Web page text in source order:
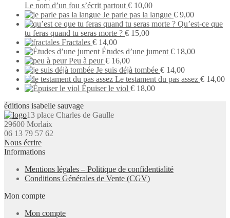
Le nom d’un fou s’écrit partout € 10,00
Je parle pas la langue € 9,00
Qu’est-ce que
tu feras quand tu seras morte ? € 15,00
Fractales € 14,00
Études d’une jument € 18,00
Peu à peur € 16,00
Je suis déjà tombée € 14,00
Le testament du pas assez € 14,00
Épuiser le viol € 18,00
éditions isabelle sauvage
13 place Charles de Gaulle
29600 Morlaix
06 13 79 57 62
Nous écrire
Informations
Mentions légales – Politique de confidentialité
Conditions Générales de Vente (CGV)
Mon compte
Mon compte